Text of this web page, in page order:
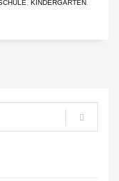
KINDERGARTEN